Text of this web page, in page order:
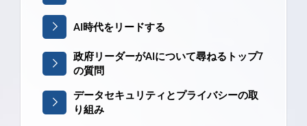
AI時代をリードする
政府リーダーがAIについて尋ねるトップ7
の質問
データセキュリティとプライバシーの取
り組み